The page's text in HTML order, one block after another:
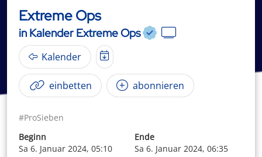
Extreme Ops
in Kalender Extreme Ops
Kalender
einbetten abonnieren
#ProSieben
Beginn
Sa 6. Januar 2024, 05:10
Ende
Sa 6. Januar 2024, 06:35